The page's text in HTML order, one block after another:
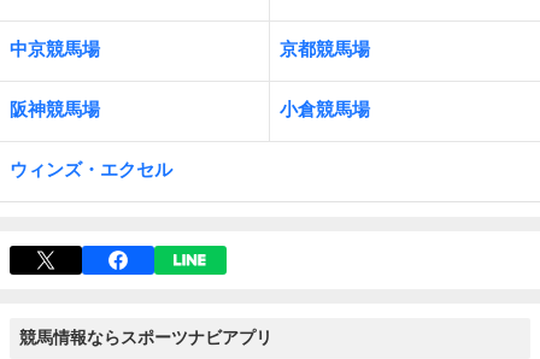
中京競馬場 京都競馬場
阪神競馬場 小倉競馬場
ウィンズ・エクセル
競馬情報ならスポーツナビアプリ